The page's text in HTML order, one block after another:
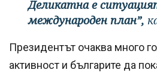
Деликатна е
международен план”,
Президентът очаква много
активност и българите да